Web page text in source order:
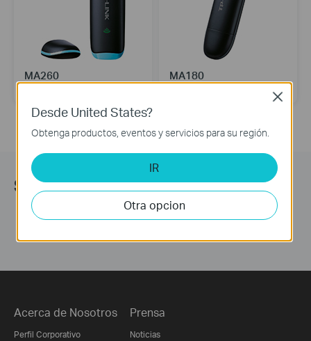
MA260 MA180
Síguenos
Acerca de Nosotros
Perfil Corporativo
Prensa
Noticias
Desde United States?
Obtenga productos, eventos y servicios para su región.
IR
Otra opcion
Close